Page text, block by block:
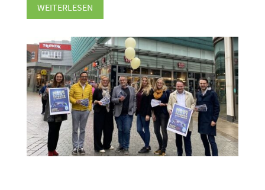
WEITERLESEN